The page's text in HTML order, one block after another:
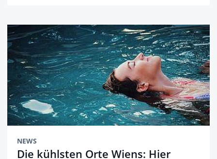
NEWS
Die kühlsten Orte Wiens: Hier